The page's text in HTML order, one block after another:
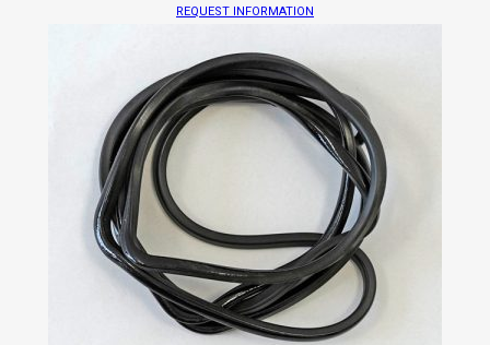
REQUEST INFORMATION